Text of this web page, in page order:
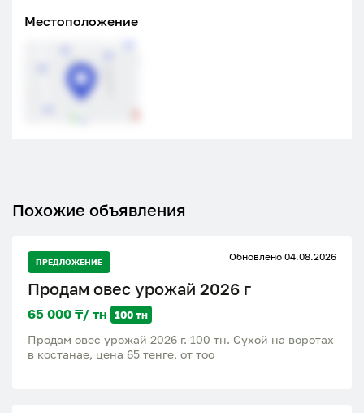
Местоположение
Похожие объявления
ПРЕДЛОЖЕНИЕ Обновлено 04.08.2026
Продам овес урожай 2026 г
65 000 ₸/ тн 100 тн
Продам овес урожай 2026 г. 100 тн. Сухой на воротах
в костанае, цена 65 тенге, от тоо